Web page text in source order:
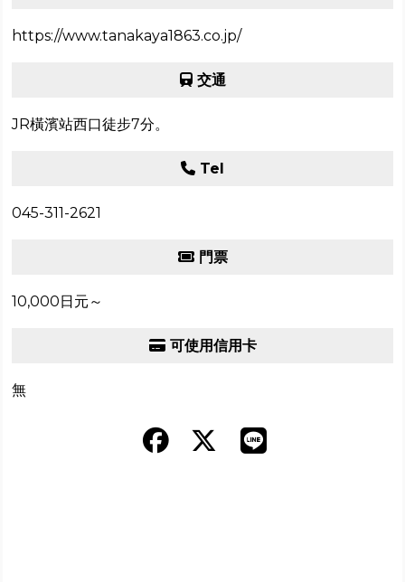
https://www.tanakaya1863.co.jp/
交通
JR橫濱站西口徒步7分。
Tel
045-311-2621
門票
10,000日元～
可使用信用卡
無